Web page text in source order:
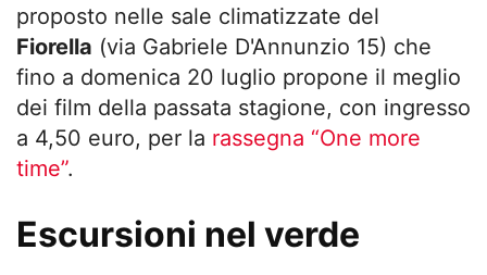
proposto nelle sale climatizzate del
Fiorella (via Gabriele D'Annunzio 15) che
fino a domenica 20 luglio propone il meglio
dei film della passata stagione, con ingresso
a 4,50 euro, per la rassegna “One more
time”.
Escursioni nel verde